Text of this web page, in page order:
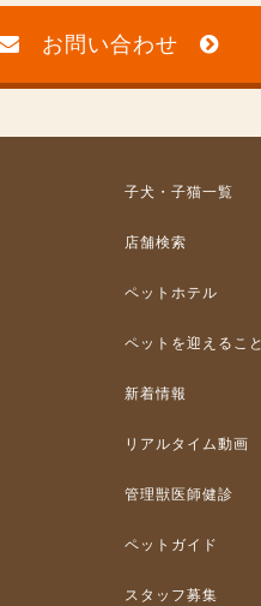
お問い合わせ
子犬・子猫一覧
店舗検索
ペットホテル
ペットを迎えること
新着情報
リアルタイム動画
管理獣医師健診
ペットガイド
スタッフ募集